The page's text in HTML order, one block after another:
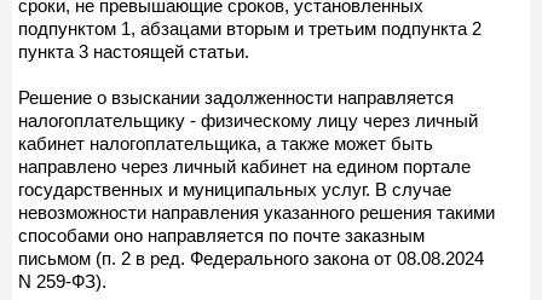
сроки, не превышающие сроков, установленных
подпунктом 1, абзацами вторым и третьим подпункта 2
пункта 3 настоящей статьи.
Решение о взыскании задолженности направляется
налогоплательщику - физическому лицу через личный
кабинет налогоплательщика, а также может быть
направлено через личный кабинет на едином портале
государственных и муниципальных услуг. В случае
невозможности направления указанного решения такими
способами оно направляется по почте заказным
письмом (п. 2 в ред. Федерального закона от 08.08.2024
N 259-ФЗ).